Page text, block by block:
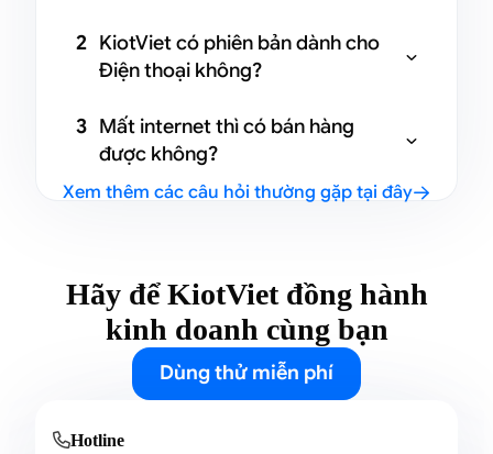
cho 06 ngành hàng thuộc FnB.
2 KiotViet có phiên bản dành cho
Điện thoại không?

Có. KiotViet sử dụng đa nền tảng.
Quản lý trên app, web. Bán hàng trên
app, web, touch POS.
3 Mất internet thì có bán hàng
được không?

Có. KiotViet có tính năng bán hàng
Xem thêm các câu hỏi thường gặp tại đây
Hãy để KiotViet đồng hành
kinh doanh cùng bạn
Dùng thử miễn phí
Hotline